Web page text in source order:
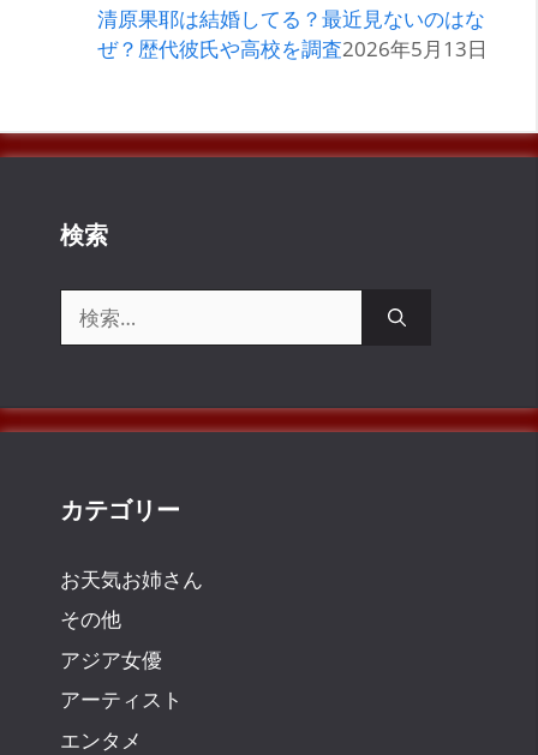
清原果耶は結婚してる？最近見ないのはな
ぜ？歴代彼氏や高校を調査2026年5月13日
検索
索:
カテゴリー
お天気お姉さん
その他
アジア女優
アーティスト
エンタメ